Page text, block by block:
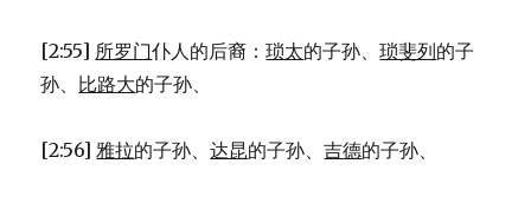
[2:55] 所罗门仆人的后裔：琐太的子孙、琐斐列的子
孙、 比路大的子孙、
[2:56]雅拉的子孙、达昆的子孙、吉德的子孙、